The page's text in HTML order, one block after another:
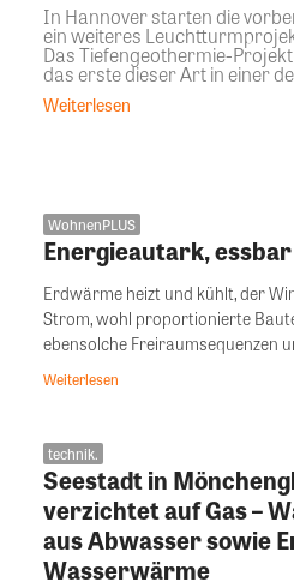
In Hannover starten die
ein weiteres
Das Tiefengeothermie-
das erste dieser Art in einer
Weiterlesen
WohnenPLUS
Energieautark,
Erdwärme heizt und kühlt, der
Strom, wohl proportionierte
ebensolche Freiraumsequenzen
Weiterlesen
technik.
Seestadt in
verzichtet auf Gas –
aus Abwasser sowie
Wasserwärme